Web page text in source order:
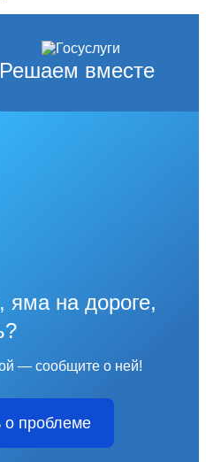
Решаем вместе
яма на дороге,
— сообщите о ней!
проблеме